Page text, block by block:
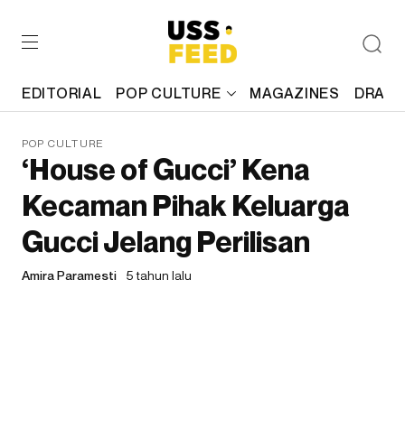
EDITORIAL POP CULTURE MAGAZINES
POP CULTURE
‘House of Gucci’ Kena
Kecaman Pihak Keluarga
Gucci Jelang Perilisan
Amira Paramesti 5 tahun lalu